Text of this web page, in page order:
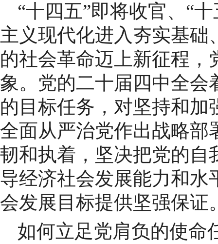
“十四五”即将收官、“
主义现代化进入夯实基
的社会革命迈上新征程
象。党的二十届四中全会
的目标任务，对坚持和
全面从严治党作出战略部
韧和执着，坚决把党的自
导经济社会发展能力和水
会发展目标提供坚强保证
如何立足党肩负的使命